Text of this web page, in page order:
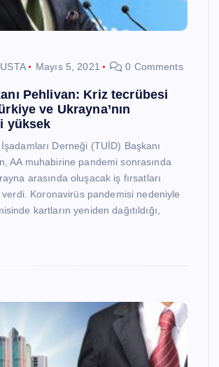
Mayıs 5, 2021 0 Comments
Pehlivan: Kriz tecrübesi
ve Ukrayna’nın
yüksek
Derneği (TUİD) Başkanı
AA muhabirine pandemi sonrasında
arasında oluşacak iş fırsatları
verdi. Koronavirüs pandemisi nedeniyle
kartların yeniden dağıtıldığı,